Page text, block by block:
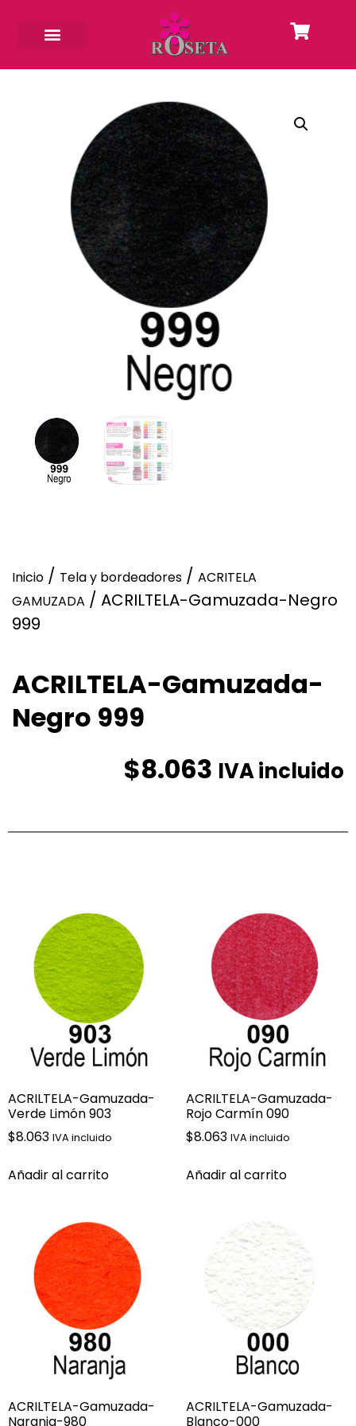
Inicio / Tela y bordeadores / ACRITELA
GAMUZADA / ACRILTELA-Gamuzada-Negro
999
ACRILTELA-Gamuzada-
Negro 999
$8.063 IVA incluido
ACRILTELA-Gamuzada-
Verde Limón 903
$8.063 IVA incluido
Añadir al carrito
ACRILTELA-Gamuzada-
Rojo Carmín 090
$8.063 IVA incluido
Añadir al carrito
ACRILTELA-Gamuzada-
Naranja-980
ACRILTELA-Gamuzada-
Blanco-000